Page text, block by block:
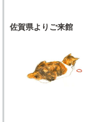
佐賀県よりご来館